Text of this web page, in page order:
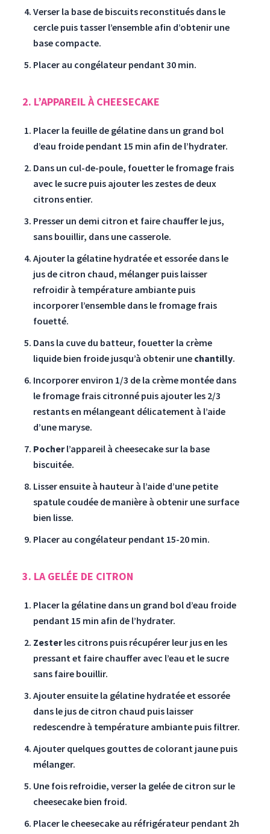
Verser la base de biscuits reconstitués dans le
cercle puis tasser l’ensemble afin d’obtenir une
base compacte.
Placer au congélateur pendant 30 min.
2. L’APPAREIL À CHEESECAKE
Placer la feuille de gélatine dans un grand bol
d’eau froide pendant 15 min afin de l’hydrater.
Dans un cul-de-poule, fouetter le fromage frais
avec le sucre puis ajouter les zestes de deux
citrons entier.
Presser un demi citron et faire chauffer le jus,
sans bouillir, dans une casserole.
Ajouter la gélatine hydratée et essorée dans le
jus de citron chaud, mélanger puis laisser
refroidir à température ambiante puis
incorporer l’ensemble dans le fromage frais
fouetté.
Dans la cuve du batteur, fouetter la crème
liquide bien froide jusqu’à obtenir une chantilly.
Incorporer environ 1/3 de la crème montée dans
le fromage frais citronné puis ajouter les 2/3
restants en mélangeant délicatement à l’aide
d’une maryse.
Pocherl’appareil à cheesecake sur la base
biscuitée.
Lisser ensuite à hauteur à l’aide d’une petite
spatule coudée de manière à obtenir une surface
bien lisse.
Placer au congélateur pendant 15-20 min.
3. LA GELÉE DE CITRON
Placer la gélatine dans un grand bol d’eau froide
pendant 15 min afin de l’hydrater.
Zesterles citrons puis récupérer leur jus en les
pressant et faire chauffer avec l’eau et le sucre
sans faire bouillir.
Ajouter ensuite la gélatine hydratée et essorée
dans le jus de citron chaud puis laisser
redescendre à température ambiante puis filtrer.
Ajouter quelques gouttes de colorant jaune puis
mélanger.
Une fois refroidie, verser la gelée de citron sur le
cheesecake bien froid.
Placer le cheesecake au réfrigérateur pendant 2h